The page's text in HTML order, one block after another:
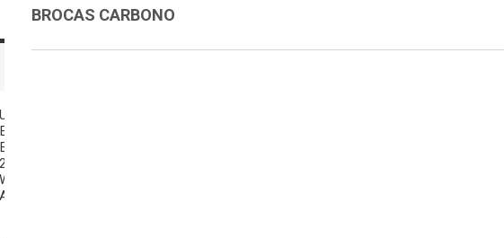
BROCAS CARBONO